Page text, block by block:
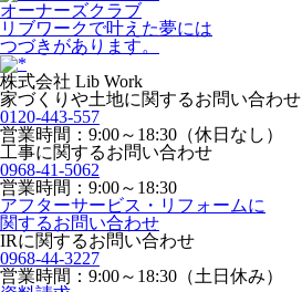
オーナーズクラブ
リブワークで叶えた夢には
つづきがあります。
株式会社 Lib Work
家づくりや土地に関するお問い合わせ
0120-443-557
営業時間：9:00～18:30（休日なし）
工事に関するお問い合わせ
0968-41-5062
営業時間：9:00～18:30
アフターサービス・リフォームに
関するお問い合わせ
IRに関するお問い合わせ
0968-44-3227
営業時間：9:00～18:30（土日休み）